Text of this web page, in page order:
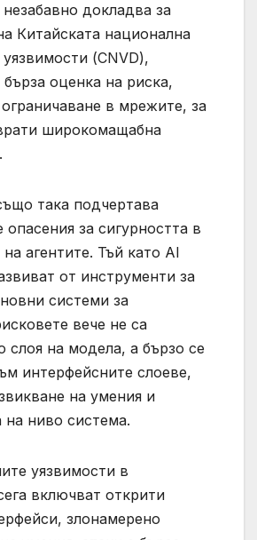
докладва за
Китайската национална
(CNVD),
оценка на риска,
в мрежите, за
широкомащабна
така подчертава
за сигурността в
агентите. Тъй като AI
от инструменти за
системи за
вече не са
слоя на модела, а бързо се
интерфейсните слоеве,
на умения и
на ниво система.
уязвимости в
включват открити
злонамерено